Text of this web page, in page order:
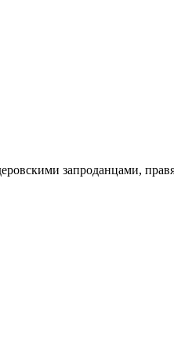
запроданцами,